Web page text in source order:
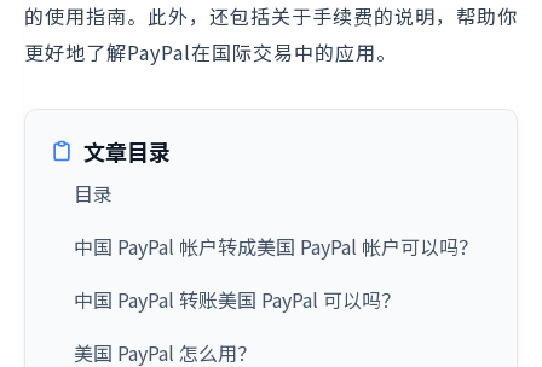
的使用指南。此外，还包括关于手续费的说明，帮助你
更好地了解PayPal在国际交易中的应用。
文章目录
目录
中国 PayPal 帐户转成美国 PayPal 帐户可以吗？
中国 PayPal 转账美国 PayPal 可以吗？
美国 PayPal 怎么用？